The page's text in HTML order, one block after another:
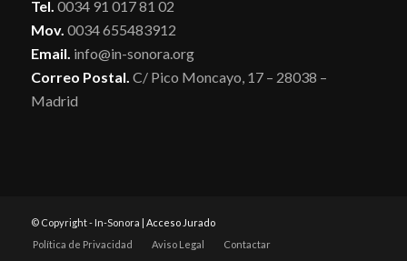
Tel. 0034 91 017 81 02
Mov. 0034 655483912
Email. info@in-sonora.org
Correo Postal. C/ Pico Moncayo, 17 – 28038 –
Madrid
© Copyright - In-Sonora | Acceso Jurado
Política de Privacidad
Aviso Legal Contactar